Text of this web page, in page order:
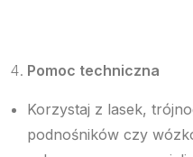
Pomoc techniczna
Korzystaj z lasek,
podnośników czy